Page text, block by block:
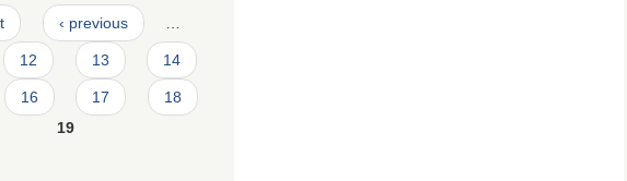
‹ previous
12 13 14
16 17
18
19